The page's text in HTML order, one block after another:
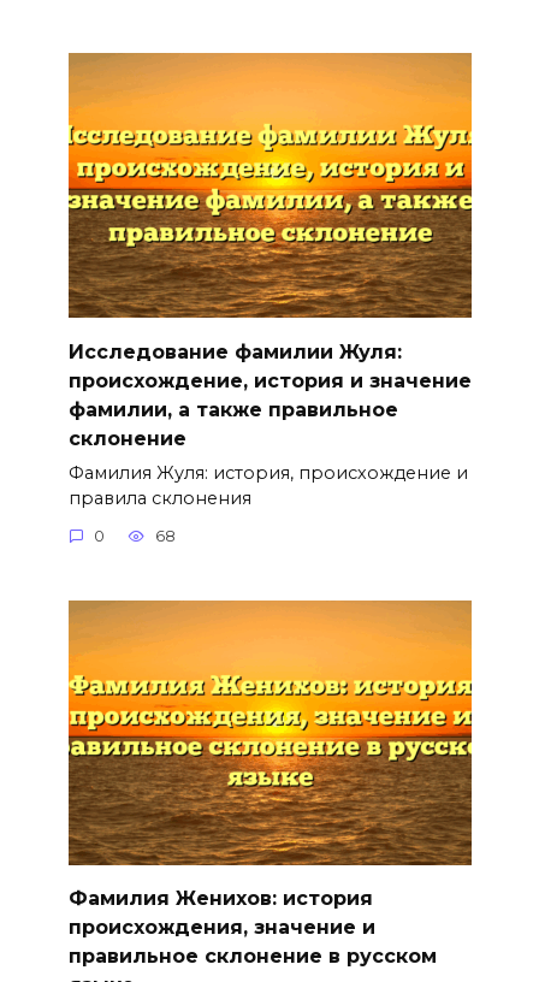
Исследование фамилии Жуля:
происхождение, история и значение
фамилии, а также правильное
склонение
Фамилия Жуля: история, происхождение и
правила склонения
0 68
Фамилия Женихов: история
происхождения, значение и
правильное склонение в русском